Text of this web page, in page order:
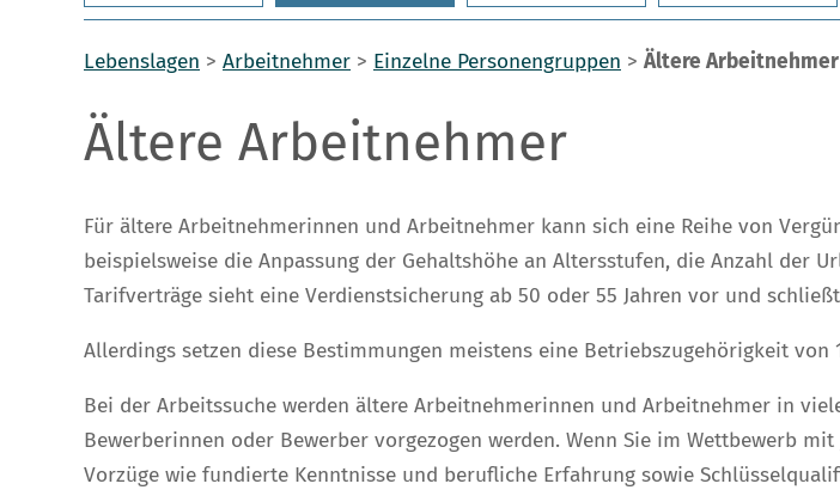
Lebenslagen > Arbeitnehmer > Einzelne Personengruppen > Ältere Arbeitnehmer
Ältere Arbeitnehmer
Für ältere Arbeitnehmerinnen und Arbeitnehmer kann sich eine Reihe von
beispielsweise die Anpassung der Gehaltshöhe an Altersstufen, die Anzahl der
Tarifverträge sieht eine Verdienstsicherung ab 50 oder 55 Jahren vor und
Allerdings setzen diese Bestimmungen meistens eine Betriebszugehörigkeit von
Bei der Arbeitssuche werden ältere Arbeitnehmerinnen und Arbeitnehmer in
Bewerberinnen oder Bewerber vorgezogen werden. Wenn Sie im Wettbewerb
Vorzüge wie fundierte Kenntnisse und berufliche Erfahrung sowie